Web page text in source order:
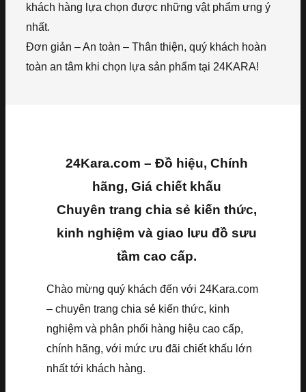
khách hàng lựa chọn được những vật phẩm ưng ý
nhất.
Đơn giản – An toàn – Thân thiện, quý khách hoàn
toàn an tâm khi chọn lựa sản phẩm tại 24KARA!
24Kara.com – Đồ hiệu, Chính
hãng, Giá chiết khấu
Chuyên trang chia sẻ kiến thức,
kinh nghiệm và giao lưu đồ sưu
tầm cao cấp.
Chào mừng quý khách đến với 24Kara.com
– chuyên trang chia sẻ kiến thức, kinh
nghiệm và phân phối hàng hiệu cao cấp,
chính hãng, với mức ưu đãi chiết khấu lớn
nhất tới khách hàng.